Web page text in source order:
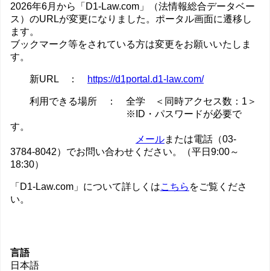
2026年6月から「D1-Law.com」（法情報総合データベー
ス）のURLが変更になりました。ポータル画面に遷移し
ます。
ブックマーク等をされている方は変更をお願いいたしま
す。
新URL ： https://d1portal.d1-law.com/
利用できる場所 ： 全学 ＜同時アクセス数：1＞
※ID・パスワードが必要で
す。
メールまたは電話（03-
3784-8042）でお問い合わせください。（平日9:00～
18:30）
「D1-Law.com」について詳しくはこちら をご覧くださ
い。
言語
日本語